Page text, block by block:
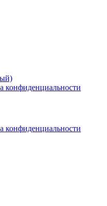
конфиденциальности
конфиденциальности